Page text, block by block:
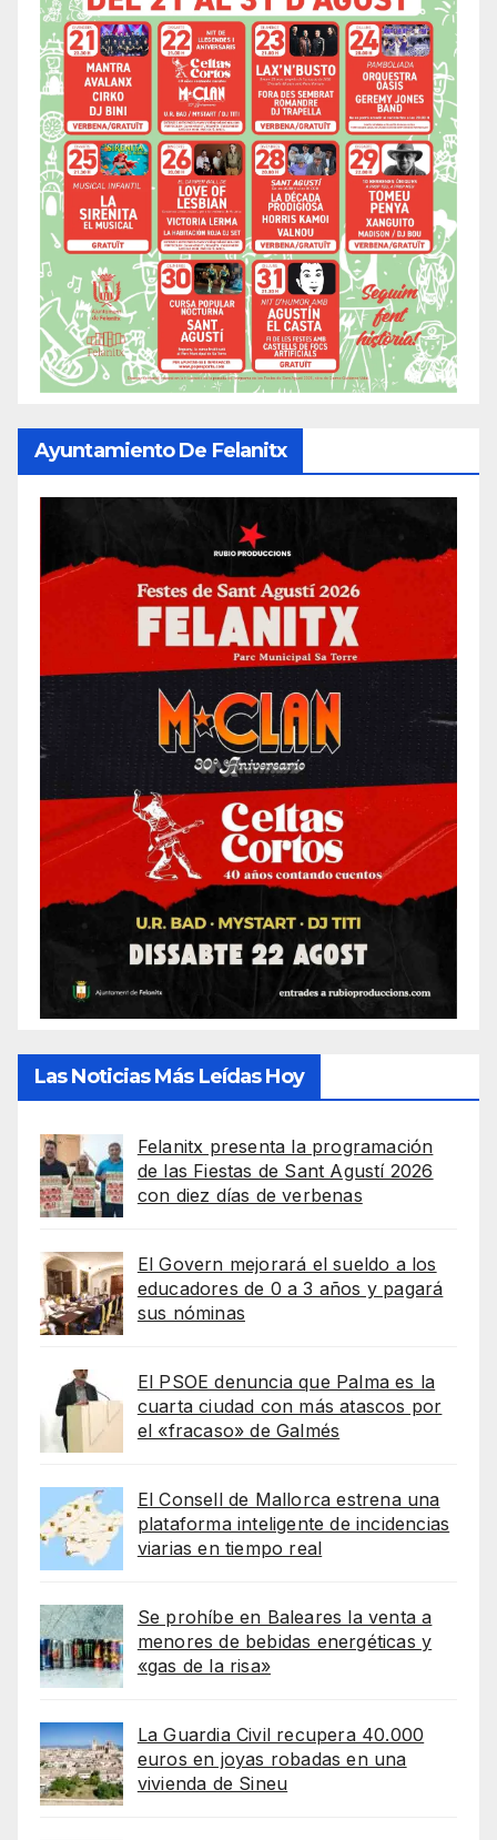
Ayuntamiento De Felanitx
Las Noticias Más Leídas Hoy
Felanitx presenta la programación
de las Fiestas de Sant Agustí 2026
con diez días de verbenas
El Govern mejorará el sueldo a los
educadores de 0 a 3 años y pagará
sus nóminas
El PSOE denuncia que Palma es la
cuarta ciudad con más atascos por
el «fracaso» de Galmés
El Consell de Mallorca estrena una
plataforma inteligente de incidencias
viarias en tiempo real
Se prohíbe en Baleares la venta a
menores de bebidas energéticas y
«gas de la risa»
La Guardia Civil recupera 40.000
euros en joyas robadas en una
vivienda de Sineu